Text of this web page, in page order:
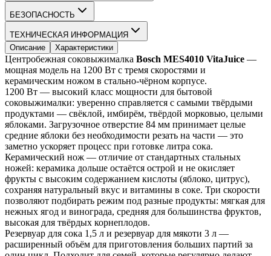
БЕЗОПАСНОСТЬ
ТЕХНИЧЕСКАЯ ИНФОРМАЦИЯ
Описание
Характеристики
Центробежная соковыжималка Bosch MES4010 VitaJuice —
мощная модель на 1200 Вт с тремя скоростями и
керамическим ножом в стально-чёрном корпусе.
1200 Вт — высокий класс мощности для бытовой
соковыжималки: уверенно справляется с самыми твёрдыми
продуктами — свёклой, имбирём, твёрдой морковью, целыми
яблоками. Загрузочное отверстие 84 мм принимает целые
средние яблоки без необходимости резать на части — это
заметно ускоряет процесс при готовке литра сока.
Керамический нож — отличие от стандартных стальных
ножей: керамика дольше остаётся острой и не окисляет
фрукты с высоким содержанием кислоты (яблоко, цитрус),
сохраняя натуральный вкус и витамины в соке. Три скорости
позволяют подбирать режим под разные продукты: мягкая для
нежных ягод и винограда, средняя для большинства фруктов,
высокая для твёрдых корнеплодов.
Резервуар для сока 1,5 л и резервуар для мякоти 3 л —
расширенный объём для приготовления больших партий за